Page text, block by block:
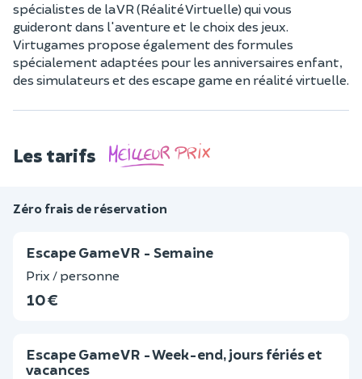
spécialistes de la VR (Réalité Virtuelle) qui vous
guideront dans l'aventure et le choix des jeux.
Virtugames propose également des formules
spécialement adaptées pour les anniversaires enfant,
des simulateurs et des escape game en réalité virtuelle.
Les tarifs
Zéro frais de réservation
Escape Game VR - Semaine
Prix / personne
10 €
Escape Game VR - Week-end, jours fériés et
vacances